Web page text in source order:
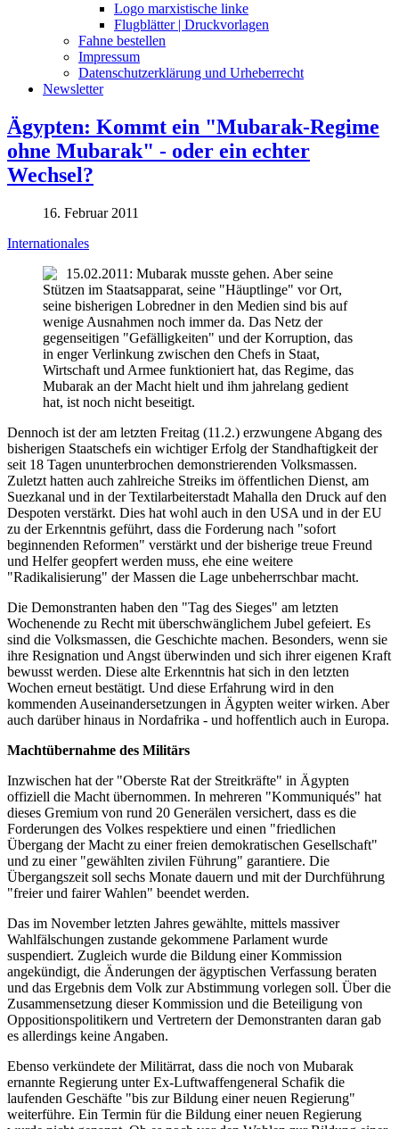
Logo marxistische linke
Flugblätter | Druckvorlagen
Fahne bestellen
Impressum
Datenschutzerklärung und Urheberrecht
Newsletter
Ägypten: Kommt ein "Mubarak-Regime
ohne Mubarak" - oder ein echter
Wechsel?
16. Februar 2011
Internationales
15.02.2011: Mubarak musste gehen. Aber seine
Stützen im Staatsapparat, seine "Häuptlinge" vor Ort,
seine bisherigen Lobredner in den Medien sind bis auf
wenige Ausnahmen noch immer da. Das Netz der
gegenseitigen "Gefälligkeiten" und der Korruption, das
in enger Verlinkung zwischen den Chefs in Staat,
Wirtschaft und Armee funktioniert hat, das Regime, das
Mubarak an der Macht hielt und ihm jahrelang gedient
hat, ist noch nicht beseitigt.
Dennoch ist der am letzten Freitag (11.2.) erzwungene Abgang des
bisherigen Staatschefs ein wichtiger Erfolg der Standhaftigkeit der
seit 18 Tagen ununterbrochen demonstrierenden Volksmassen.
Zuletzt hatten auch zahlreiche Streiks im öffentlichen Dienst, am
Suezkanal und in der Textilarbeiterstadt Mahalla den Druck auf den
Despoten verstärkt. Dies hat wohl auch in den USA und in der EU
zu der Erkenntnis geführt, dass die Forderung nach "sofort
beginnenden Reformen" verstärkt und der bisherige treue Freund
und Helfer geopfert werden muss, ehe eine weitere
"Radikalisierung" der Massen die Lage unbeherrschbar macht.
Die Demonstranten haben den "Tag des Sieges" am letzten
Wochenende zu Recht mit überschwänglichem Jubel gefeiert. Es
sind die Volksmassen, die Geschichte machen. Besonders, wenn sie
ihre Resignation und Angst überwinden und sich ihrer eigenen Kraft
bewusst werden. Diese alte Erkenntnis hat sich in den letzten
Wochen erneut bestätigt. Und diese Erfahrung wird in den
kommenden Auseinandersetzungen in Ägypten weiter wirken. Aber
auch darüber hinaus in Nordafrika - und hoffentlich auch in Europa.
Machtübernahme des Militärs
Inzwischen hat der "Oberste Rat der Streitkräfte" in Ägypten
offiziell die Macht übernommen. In mehreren "Kommuniqués" hat
dieses Gremium von rund 20 Generälen versichert, dass es die
Forderungen des Volkes respektiere und einen "friedlichen
Übergang der Macht zu einer freien demokratischen Gesellschaft"
und zu einer "gewählten zivilen Führung" garantiere. Die
Übergangszeit soll sechs Monate dauern und mit der Durchführung
"freier und fairer Wahlen" beendet werden.
Das im November letzten Jahres gewählte, mittels massiver
Wahlfälschungen zustande gekommene Parlament wurde
suspendiert. Zugleich wurde die Bildung einer Kommission
angekündigt, die Änderungen der ägyptischen Verfassung beraten
und das Ergebnis dem Volk zur Abstimmung vorlegen soll. Über die
Zusammensetzung dieser Kommission und die Beteiligung von
Oppositionspolitikern und Vertretern der Demonstranten daran gab
es allerdings keine Angaben.
Ebenso verkündete der Militärrat, dass die noch von Mubarak
ernannte Regierung unter Ex-Luftwaffengeneral Schafik die
laufenden Geschäfte "bis zur Bildung einer neuen Regierung"
weiterführe. Ein Termin für die Bildung einer neuen Regierung